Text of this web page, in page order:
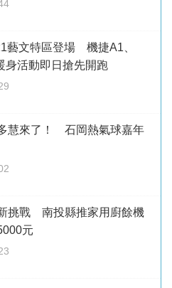
藝文特區登場 機捷A1、
身活動即日搶先開跑
慧來了！ 石岡熱氣球嘉年
挑戰 南投縣推家用廚餘機
元